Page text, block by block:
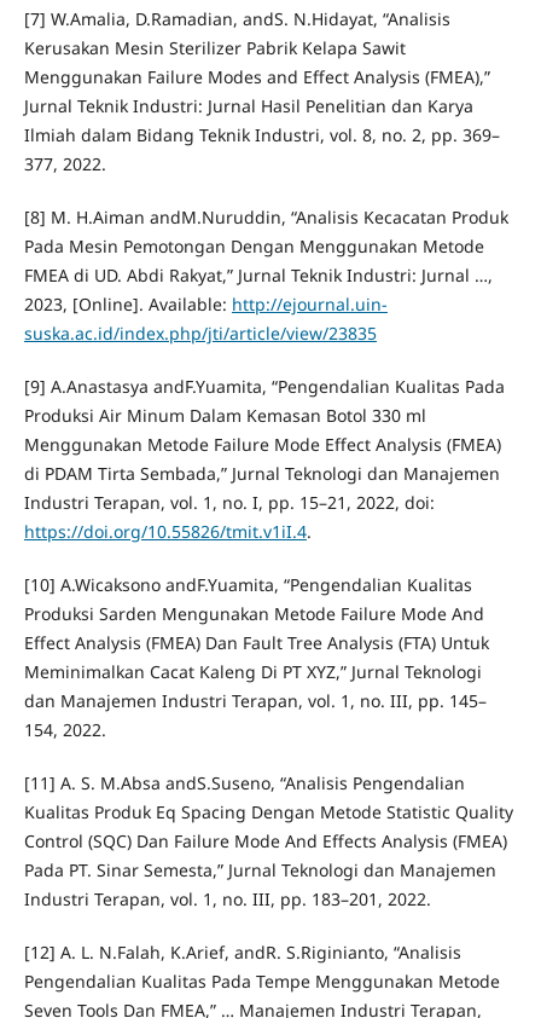
[7] W.Amalia, D.Ramadian, andS. N.Hidayat, “Analisis
Kerusakan Mesin Sterilizer Pabrik Kelapa Sawit
Menggunakan Failure Modes and Effect Analysis (FMEA),”
Jurnal Teknik Industri: Jurnal Hasil Penelitian dan Karya
Ilmiah dalam Bidang Teknik Industri, vol. 8, no. 2, pp. 369–
377, 2022.
[8] M. H.Aiman andM.Nuruddin, “Analisis Kecacatan Produk
Pada Mesin Pemotongan Dengan Menggunakan Metode
FMEA di UD. Abdi Rakyat,” Jurnal Teknik Industri: Jurnal …,
2023, [Online]. Available: http://ejournal.uin-
suska.ac.id/index.php/jti/article/view/23835
[9] A.Anastasya andF.Yuamita, “Pengendalian Kualitas Pada
Produksi Air Minum Dalam Kemasan Botol 330 ml
Menggunakan Metode Failure Mode Effect Analysis (FMEA)
di PDAM Tirta Sembada,” Jurnal Teknologi dan Manajemen
Industri Terapan, vol. 1, no. I, pp. 15–21, 2022, doi:
https://doi.org/10.55826/tmit.v1iI.4.
[10] A.Wicaksono andF.Yuamita, “Pengendalian Kualitas
Produksi Sarden Mengunakan Metode Failure Mode And
Effect Analysis (FMEA) Dan Fault Tree Analysis (FTA) Untuk
Meminimalkan Cacat Kaleng Di PT XYZ,” Jurnal Teknologi
dan Manajemen Industri Terapan, vol. 1, no. III, pp. 145–
154, 2022.
[11] A. S. M.Absa andS.Suseno, “Analisis Pengendalian
Kualitas Produk Eq Spacing Dengan Metode Statistic Quality
Control (SQC) Dan Failure Mode And Effects Analysis (FMEA)
Pada PT. Sinar Semesta,” Jurnal Teknologi dan Manajemen
Industri Terapan, vol. 1, no. III, pp. 183–201, 2022.
[12] A. L. N.Falah, K.Arief, andR. S.Riginianto, “Analisis
Pengendalian Kualitas Pada Tempe Menggunakan Metode
Seven Tools Dan FMEA,” … Manajemen Industri Terapan,